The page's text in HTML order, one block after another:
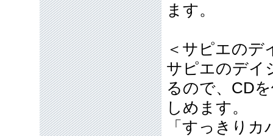
ます。
＜サピエのデ
サピエのデイ
るので、CD
しめます。
「すっきり